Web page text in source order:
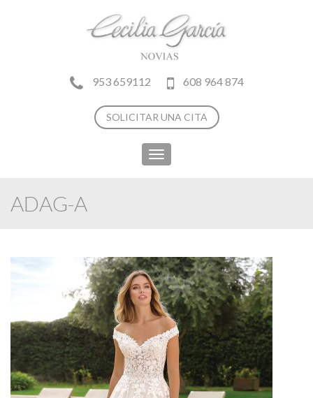
953 659112 608 964 874
SOLICITAR UNA CITA
Toggle
navigation
ADAG-A